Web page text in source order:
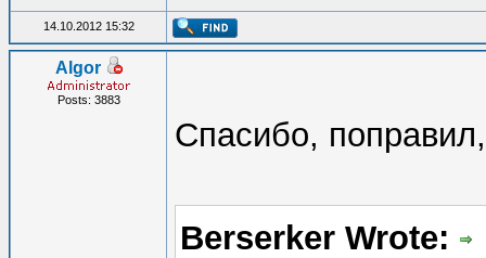
14.10.2012 15:32
Algor
Posts: 3883
Спасибо,
Berserker Wrote: